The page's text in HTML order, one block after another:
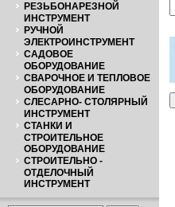
РЕЗЬБОНАРЕЗНОЙ
ИНСТРУМЕНТ
РУЧНОЙ
ЭЛЕКТРОИНСТРУМЕНТ
САДОВОЕ
ОБОРУДОВАНИЕ
СВАРОЧНОЕ И ТЕПЛОВОЕ
ОБОРУДОВАНИЕ
СЛЕСАРНО- СТОЛЯРНЫЙ
ИНСТРУМЕНТ
СТАНКИ И
СТРОИТЕЛЬНОЕ
ОБОРУДОВАНИЕ
СТРОИТЕЛЬНО -
ОТДЕЛОЧНЫЙ
ИНСТРУМЕНТ